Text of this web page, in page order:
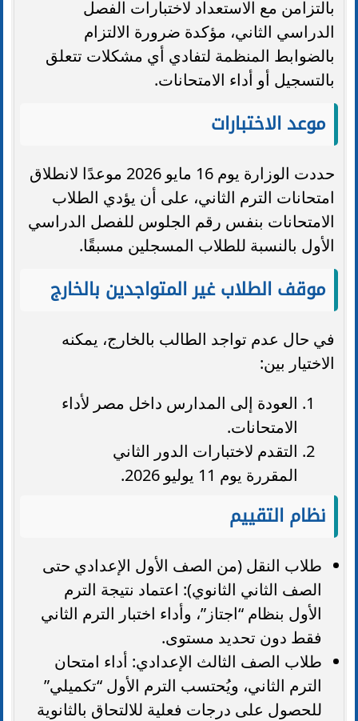
بالتزامن مع الاستعداد لاختبارات الفصل
الدراسي الثاني، مؤكدة ضرورة الالتزام
بالضوابط المنظمة لتفادي أي مشكلات تتعلق
بالتسجيل أو أداء الامتحانات.
موعد الاختبارات
حددت الوزارة يوم 16 مايو 2026 موعدًا لانطلاق
امتحانات الترم الثاني، على أن يؤدي الطلاب
الامتحانات بنفس رقم الجلوس للفصل الدراسي
الأول بالنسبة للطلاب المسجلين مسبقًا.
موقف الطلاب غير المتواجدين بالخارج
في حال عدم تواجد الطالب بالخارج، يمكنه
الاختيار بين:
العودة إلى المدارس داخل مصر لأداء
الامتحانات.
التقدم لاختبارات الدور الثاني
المقررة يوم 11 يوليو 2026.
نظام التقييم
طلاب النقل (من الصف الأول الإعدادي حتى
الصف الثاني الثانوي): اعتماد نتيجة الترم
الأول بنظام “اجتاز”، وأداء اختبار الترم الثاني
فقط دون تحديد مستوى.
طلاب الصف الثالث الإعدادي: أداء امتحان
الترم الثاني، ويُحتسب الترم الأول “تكميلي”
للحصول على درجات فعلية للالتحاق بالثانوية